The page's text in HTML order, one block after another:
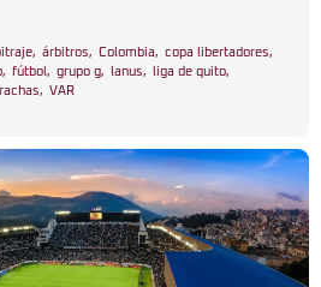
, árbitros, Colombia, copa libertadores,
, fútbol , grupo g, lanus, liga de quito,
rachas, VAR